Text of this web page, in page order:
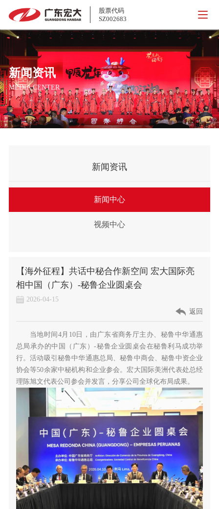
股票代码
SZ002683
新闻资讯
MEDIA CENTER
新闻资讯
新闻中心
视频中心
【海外征程】共话中秘合作新空间 宏大国际亮
相中国（广东）-秘鲁企业圆桌会
2026-04-15
返回
当地时间4月10日，由广东省商务厅主办、 秘鲁中华通惠
总局 承办的中国（广东）-秘鲁企业圆桌会在秘鲁利马成功举
行。活动吸引秘鲁中华通惠总局、秘鲁中商会、秘鲁中资企业
协会等50余家中秘机构和企业参会。宏大国际美洲代表处总经
理陈旭文代表公司参会并发言，分享公司全球化布局成果。